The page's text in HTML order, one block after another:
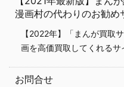
漫画村の代わりのお勧め
【2022年】「まんが買取
画を高価買取してくれるサ
お問合せ